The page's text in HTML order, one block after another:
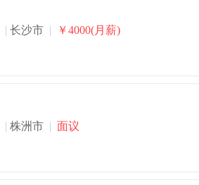
| 长沙市 | ￥4000(月薪)
| 株洲市 | 面议